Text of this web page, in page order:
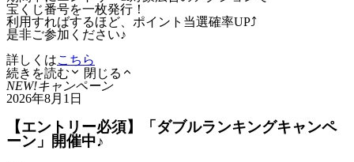
宝くじ番号を一枚発行！
利用すればするほど、ポイント当選確率UP⤴
是非ご参加ください♪
詳しくはこちら
続きを読む
閉じる
NEW!キャンペーン
2026年8月1日
【エントリー必須】「ダブルランキングキャンペ
ーン」開催中♪